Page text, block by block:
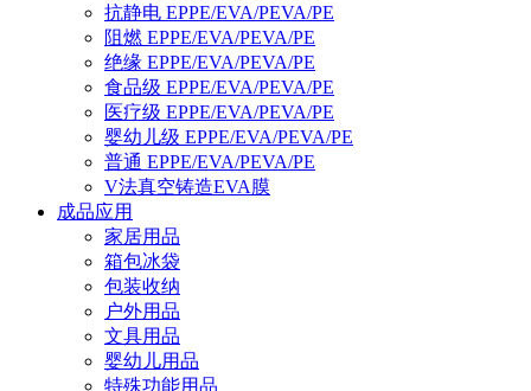
抗静电 EPPE/EVA/PEVA/PE
阻燃 EPPE/EVA/PEVA/PE
绝缘 EPPE/EVA/PEVA/PE
食品级 EPPE/EVA/PEVA/PE
医疗级 EPPE/EVA/PEVA/PE
婴幼儿级 EPPE/EVA/PEVA/PE
普通 EPPE/EVA/PEVA/PE
V法真空铸造EVA膜
成品应用
家居用品
箱包冰袋
包装收纳
户外用品
文具用品
婴幼儿用品
特殊功能用品